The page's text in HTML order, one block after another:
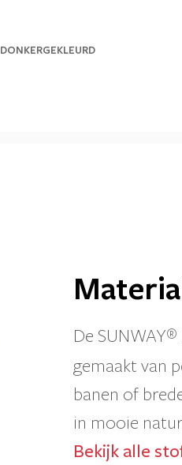
DONKERGEKLEURD
De SUNWAY®
gemaakt van
banen of
in mooie
Bekijk alle